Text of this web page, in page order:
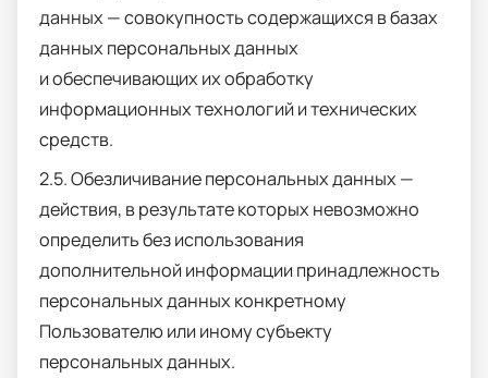
данных — совокупность содержащихся в базах
данных персональных данных
и обеспечивающих их обработку
информационных технологий и технических
средств.
2.5. Обезличивание персональных данных —
действия, в результате которых невозможно
определить без использования
дополнительной информации принадлежность
персональных данных конкретному
Пользователю или иному субъекту
персональных данных.